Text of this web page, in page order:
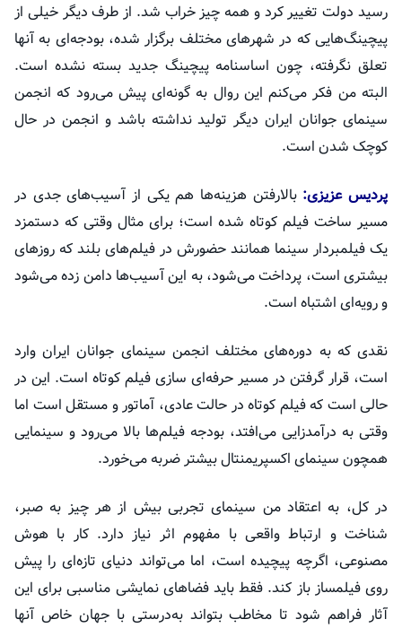
رسید دولت تغییر کرد و همه چیز خراب شد. از طرف دیگر خیلی از
پیچینگ‌هایی که در شهرهای مختلف برگزار شده، بودجه‌ای به آنها
تعلق نگرفته، چون اساسنامهپیچینگ جدید بسته نشده است.
البته من فکر می‌کنم این روال به گونه‌ای پیش می‌رود که انجمن
سینمای جوانان ایران دیگر تولید نداشته باشد و انجمن در حال
کوچک شدن است.
پردیس عزیزی: بالارفتن هزینه‌ها هم یکی از آسیب‌های جدی در
مسیر ساخت فیلم کوتاه شده است؛ برای مثال وقتی که دستمزد
یک فیلمبردار سینما همانند حضورش در فیلم‌های بلند که روزهای
بیشتری است، پرداخت می‌شود، به این آسیب‌ها دامن زده می‌شود
و رویه‌ای اشتباه است.
نقدی که به دوره‌های مختلف انجمن سینمای جوانان ایران وارد
است، قرار گرفتن در مسیر حرفه‌ای سازی فیلم کوتاه است. این در
حالی است که فیلم کوتاه در حالت عادی، آماتور و مستقل است اما
وقتی به درآمدزایی می‌افتد، بودجه فیلم‌ها بالا می‌رود و سینمایی
همچون سینمای اکسپریمنتالبیشتر ضربه می‌خورد.
در کل، به اعتقاد من سینمای تجربی بیش از هر چیز به صبر،
شناخت و ارتباط واقعی با مفهوم اثر نیاز دارد. کار با هوش
مصنوعی، اگرچه پیچیده است، اما می‌تواند دنیای تازه‌ای را پیش
روی فیلمساز باز کند. فقط باید فضاهای نمایشی مناسبی برای این
آثار فراهم شود تا مخاطب بتواند به‌درستی با جهان خاص آنها